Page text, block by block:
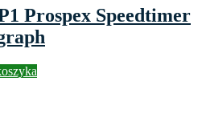
Prospex Speedtimer